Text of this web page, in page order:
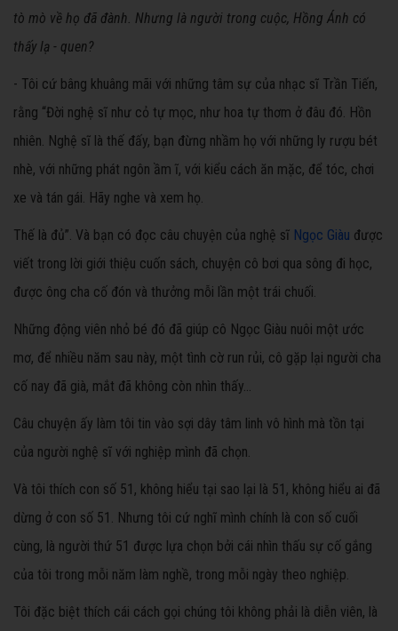
tò mò về họ đã đành. Nhưng là người trong cuộc, Hồng Ánh có
thấy lạ - quen?
- Tôi cứ bâng khuâng mãi với những tâm sự của nhạc sĩ Trần Tiến,
rằng “Đời nghệ sĩ như cỏ tự mọc, như hoa tự thơm ở đâu đó. Hồn
nhiên. Nghệ sĩ là thế đấy, bạn đừng nhầm họ với những ly rượu bét
nhè, với những phát ngôn ầm ĩ, với kiểu cách ăn mặc, để tóc, chơi
xe và tán gái. Hãy nghe và xem họ.
Thế là đủ”. Và bạn có đọc câu chuyện của nghệ sĩ Ngọc Giàu được
viết trong lời giới thiệu cuốn sách, chuyện cô bơi qua sông đi học,
được ông cha cố đón và thưởng mỗi lần một trái chuối.
Những động viên nhỏ bé đó đã giúp cô Ngọc Giàu nuôi một ước
mơ, để nhiều năm sau này, một tình cờ run rủi, cô gặp lại người cha
cố nay đã già, mắt đã không còn nhìn thấy...
Câu chuyện ấy làm tôi tin vào sợi dây tâm linh vô hình mà tồn tại
của người nghệ sĩ với nghiệp mình đã chọn.
Và tôi thích con số 51, không hiểu tại sao lại là 51, không hiểu ai đã
dừng ở con số 51. Nhưng tôi cứ nghĩ mình chính là con số cuối
cùng, là người thứ 51 được lựa chọn bởi cái nhìn thấu sự cố gắng
của tôi trong mỗi năm làm nghề, trong mỗi ngày theo nghiệp.
Tôi đặc biệt thích cái cách gọi chúng tôi không phải là diễn viên, là